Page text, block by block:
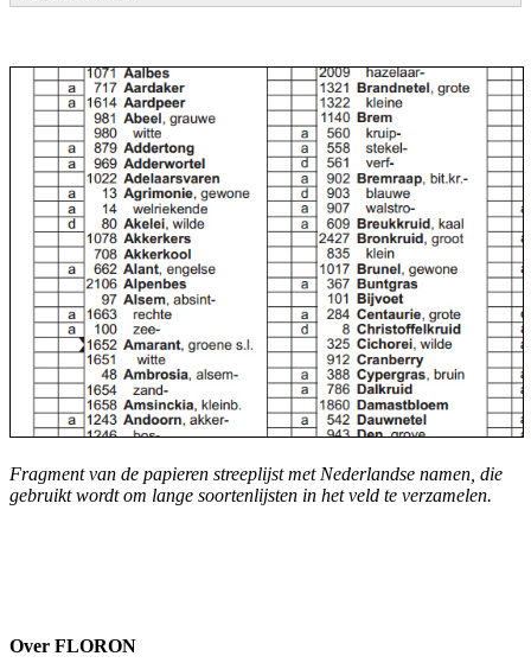
Fragment van de papieren streeplijst met Nederlandse namen, die
gebruikt wordt om lange soortenlijsten in het veld te verzamelen.
Over FLORON